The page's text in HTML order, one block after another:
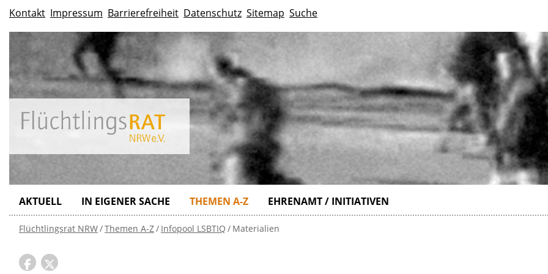
Kontakt Impressum Barrierefreiheit Datenschutz Sitemap Suche
AKTUELL IN EIGENER SACHE THEMEN A-Z EHRENAMT / INITIATIVEN
Flüchtlingsrat NRW Themen A-Z Infopool LSBTIQ Materialien